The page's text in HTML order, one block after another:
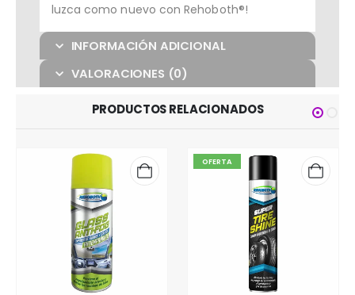
luzca como nuevo con Rehoboth®!
INFORMACIÓN ADICIONAL
VALORACIONES (0)
PRODUCTOS RELACIONADOS
OFERTA